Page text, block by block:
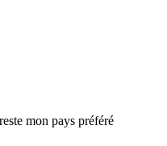
mon pays préféré